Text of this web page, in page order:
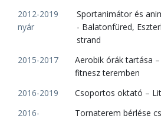
2012-2019
nyár
Sportanimátor és
- Balatonfüred,
strand
2015-2017
Aerobik órák tartása
fitnesz teremben
2016-2019
Csoportos oktató –
2016-
Tornaterem bérlése